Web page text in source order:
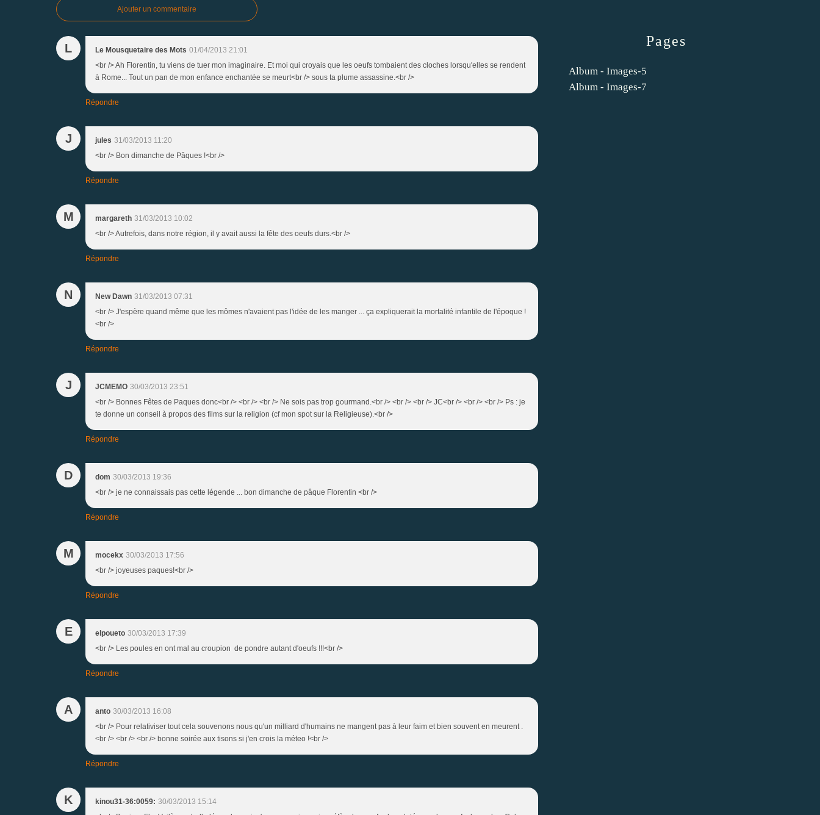
Ajouter un commentaire
L Le Mousquetaire des Mots 01/04/2013 21:01
<br /> Ah Florentin, tu viens de tuer mon imaginaire. Et moi qui croyais que les oeufs tombaient des cloches lorsqu'elles se rendent
à Rome... Tout un pan de mon enfance enchantée se meurt<br /> sous ta plume assassine.<br />
Répondre
J jules 31/03/2013 11:20
<br /> Bon dimanche de Pâques !<br />
Répondre
M margareth 31/03/2013 10:02
<br /> Autrefois, dans notre région, il y avait aussi la fête des oeufs durs.<br />
Répondre
N New Dawn 31/03/2013 07:31
<br /> J'espère quand même que les mômes n'avaient pas l'idée de les manger ... ça expliquerait la mortalité infantile de l'époque !
<br />
Répondre
J JCMEMO 30/03/2013 23:51
<br /> Bonnes Fêtes de Paques donc<br /> <br /> <br /> Ne sois pas trop gourmand.<br /> <br /> <br /> JC<br /> <br /> <br /> Ps : je
te donne un conseil à propos des films sur la religion (cf mon spot sur la Religieuse).<br />
Répondre
D dom 30/03/2013 19:36
<br /> je ne connaissais pas cette légende ... bon dimanche de pâque Florentin <br />
Répondre
M mocekx 30/03/2013 17:56
<br /> joyeuses paques!<br />
Répondre
E elpoueto 30/03/2013 17:39
<br /> Les poules en ont mal au croupion de pondre autant d'oeufs !!!<br />
Répondre
A anto 30/03/2013 16:08
<br /> Pour relativiser tout cela souvenons nous qu'un milliard d'humains ne mangent pas à leur faim et bien souvent en meurent .
<br /> <br /> <br /> bonne soirée aux tisons si j'en crois la méteo !<br />
Répondre
K kinou31-36:0059: 30/03/2013 15:14
Pages
Album - Images-5
Album - Images-7